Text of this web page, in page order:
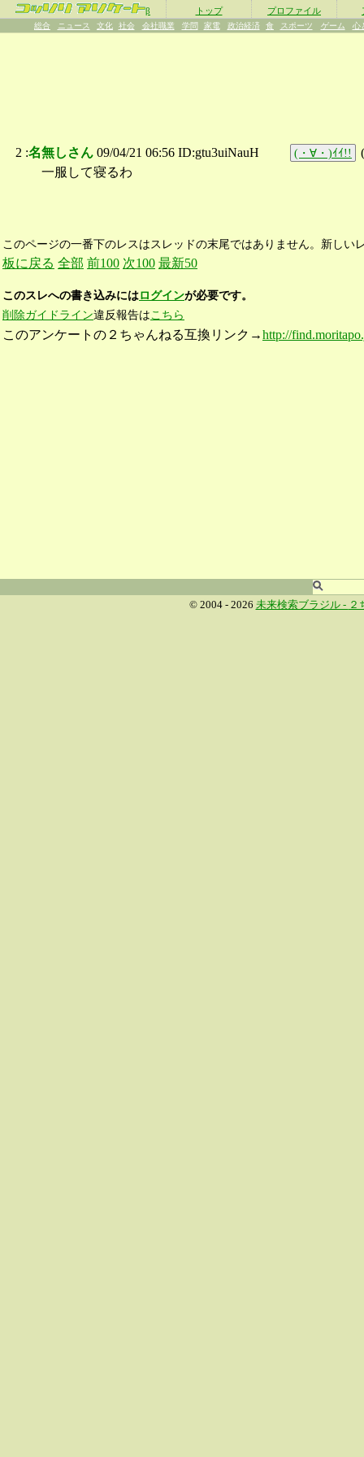
β トップ プロファイル
総合 ニュース 文化 社会 会社職業 学問 家電 政治経済 食 スポーツ ゲーム 心
2 :名無しさん 09/04/21 06:56 ID:gtu3uiNauH (・∀・)ｲｲ!!
(
一服して寝るわ
このページの一番下のレスはスレッドの末尾ではありません。新し
板に戻る 全部 前100 次100 最新50
このスレへの書き込みにはログインが必要です。
削除ガイドライン違反報告はこちら
このアンケートの２ちゃんねる互換リンク→http://
© 2004 - 2026 未来検索ブラジル - ２